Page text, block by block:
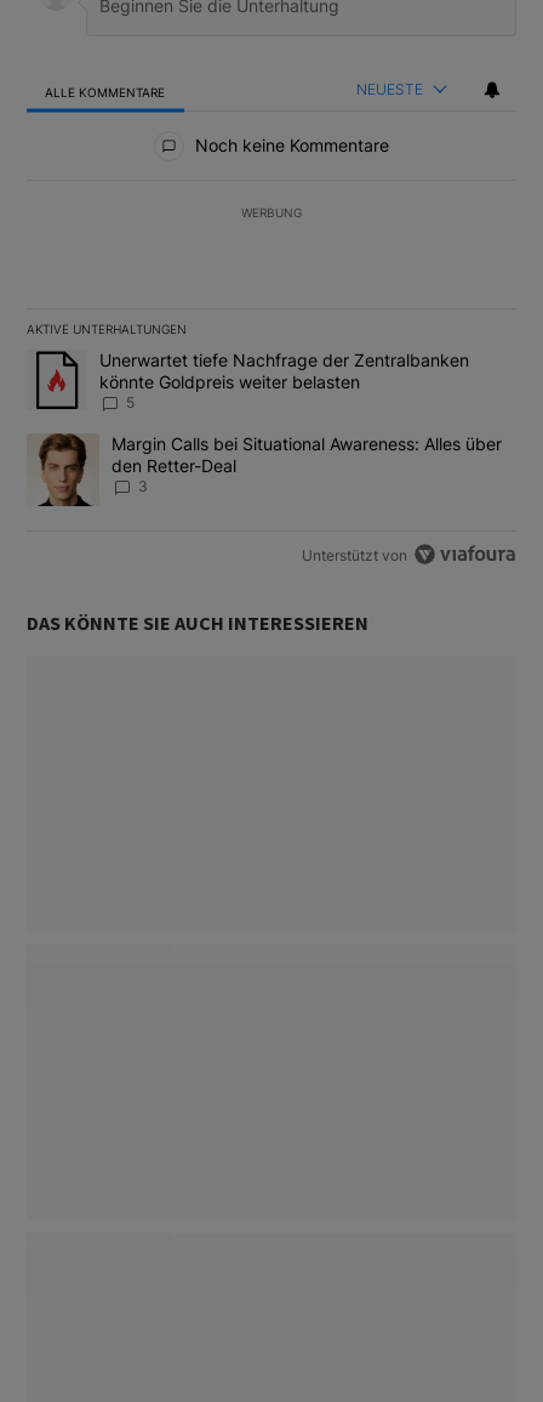
ALLE KOMMENTARE NEUESTE
Noch keine Kommentare
WERBUNG
AKTIVE UNTERHALTUNGEN
Das Folgende ist eine Liste der am meisten kommentierten
Ein Trendartikel mit dem Titel "Unerwartet tiefe Nachfrage der
Unerwartet tiefe Nachfrage der Zentralbanken
könnte Goldpreis weiter belasten
5
Ein Trendartikel mit dem Titel "Margin Calls bei Situational
Margin Calls bei Situational Awareness: Alles über
den Retter-Deal
3
Unterstützt von
DAS KÖNNTE SIE AUCH INTERESSIEREN